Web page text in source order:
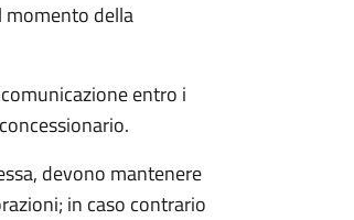
momento della
entro i
devono mantenere
in caso contrario